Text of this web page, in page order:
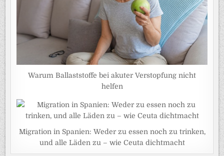
Warum Ballaststoffe bei akuter Verstopfung nicht
helfen
Migration in Spanien: Weder zu essen noch zu trinken,
und alle Läden zu – wie Ceuta dichtmacht